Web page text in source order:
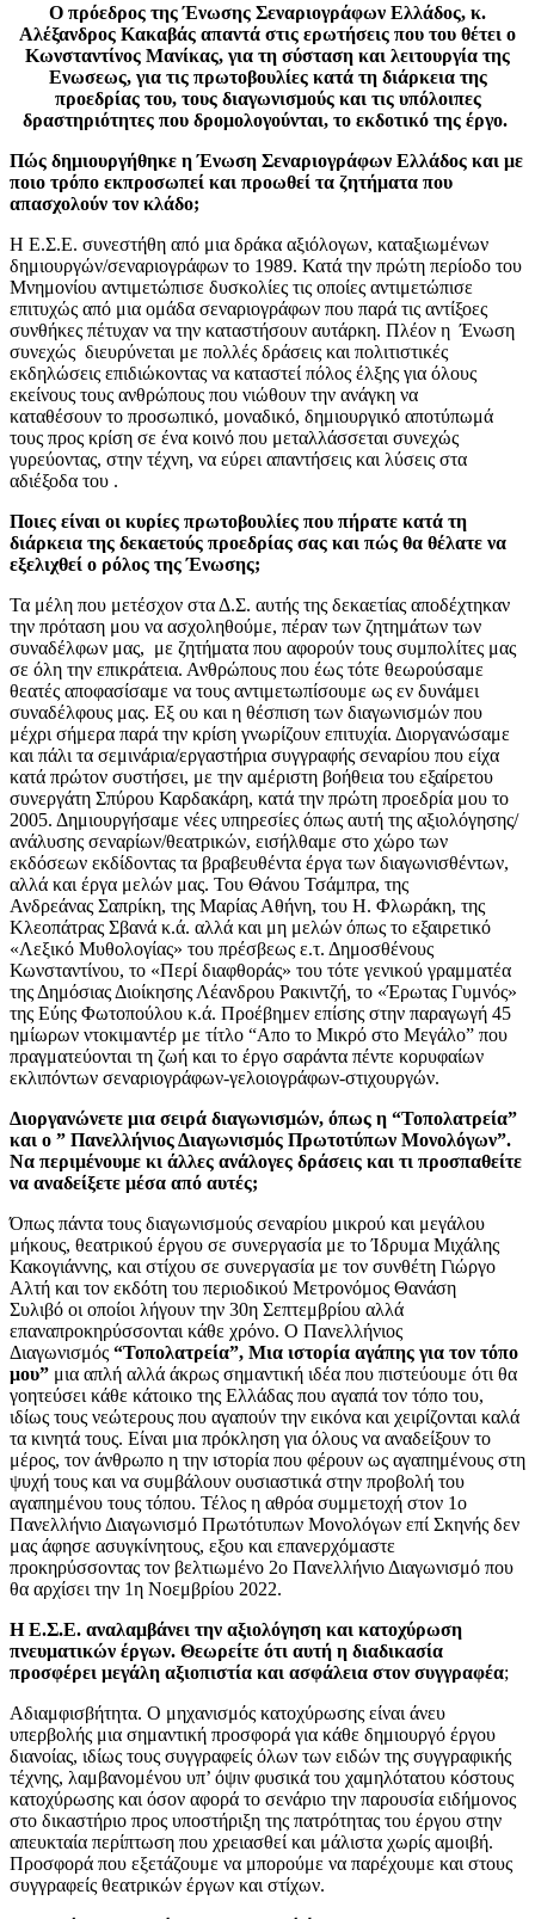
Ο πρόεδρος της Ένωσης Σεναριογράφων Ελλάδος, κ.
Αλέξανδρος Κακαβάς απαντά στις ερωτήσεις που του θέτει ο
Κωνσταντίνος Μανίκας, για τη σύσταση και λειτουργία της
Ενωσεως, για τις πρωτοβουλίες κατά τη διάρκεια της
προεδρίας του, τους διαγωνισμούς και τις υπόλοιπες
δραστηριότητες που δρομολογούνται, το εκδοτικό της έργο.
Πώς δημιουργήθηκε η Ένωση Σεναριογράφων Ελλάδος και με
ποιο τρόπο εκπροσωπεί και προωθεί τα ζητήματα που
απασχολούν τον κλάδο;
Η Ε.Σ.Ε. συνεστήθη από μια δράκα αξιόλογων, καταξιωμένων
δημιουργών/σεναριογράφων το 1989. Κατά την πρώτη περίοδο του
Μνημονίου αντιμετώπισε δυσκολίες τις οποίες αντιμετώπισε
επιτυχώς από μια ομάδα σεναριογράφων που παρά τις αντίξοες
συνθήκες πέτυχαν να την καταστήσουν αυτάρκη. Πλέον η Ένωση
συνεχώς διευρύνεται με πολλές δράσεις και πολιτιστικές
εκδηλώσεις επιδιώκοντας να καταστεί πόλος έλξης για όλους
εκείνους τους ανθρώπους που νιώθουν την ανάγκη να
καταθέσουν το προσωπικό, μοναδικό, δημιουργικό αποτύπωμά
τους προς κρίση σε ένα κοινό που μεταλλάσσεται συνεχώς
γυρεύοντας, στην τέχνη, να εύρει απαντήσεις και λύσεις στα
αδιέξοδα του .
Ποιες είναι οι κυρίες πρωτοβουλίες που πήρατε κατά τη
διάρκεια της δεκαετούς προεδρίας σας και πώς θα θέλατε να
εξελιχθεί ο ρόλος της Ένωσης;
Τα μέλη που μετέσχον στα Δ.Σ. αυτής της δεκαετίας αποδέχτηκαν
την πρόταση μου να ασχοληθούμε, πέραν των ζητημάτων των
συναδέλφων μας, με ζητήματα που αφορούν τους συμπολίτες μας
σε όλη την επικράτεια. Ανθρώπους που έως τότε θεωρούσαμε
θεατές αποφασίσαμε να τους αντιμετωπίσουμε ως εν δυνάμει
συναδέλφους μας. Εξ ου και η θέσπιση των διαγωνισμών που
μέχρι σήμερα παρά την κρίση γνωρίζουν επιτυχία. Διοργανώσαμε
και πάλι τα σεμινάρια/εργαστήρια συγγραφής σεναρίου που είχα
κατά πρώτον συστήσει, με την αμέριστη βοήθεια του εξαίρετου
συνεργάτη Σπύρου Καρδακάρη, κατά την πρώτη προεδρία μου το
2005. Δημιουργήσαμε νέες υπηρεσίες όπως αυτή της αξιολόγησης/
ανάλυσης σεναρίων/θεατρικών, εισήλθαμε στο χώρο των
εκδόσεων εκδίδοντας τα βραβευθέντα έργα των διαγωνισθέντων,
αλλά και έργα μελών μας. Του Θάνου Τσάμπρα, της
Ανδρεάνας Σαπρίκη, της Μαρίας Αθήνη, του Η. Φλωράκη, της
Κλεοπάτρας Σβανά κ.ά. αλλά και μη μελών όπως το εξαιρετικό
«Λεξικό Μυθολογίας» του πρέσβεως ε.τ. Δημοσθένους
Κωνσταντίνου, το «Περί διαφθοράς» του τότε γενικού γραμματέα
της Δημόσιας Διοίκησης Λέανδρου Ρακιντζή, το «Έρωτας Γυμνός»
της Εύης Φωτοπούλου κ.ά. Προέβημεν επίσης στην παραγωγή 45
ημίωρων ντοκιμαντέρ με τίτλο “Απο το Μικρό στο Μεγάλο” που
πραγματεύονται τη ζωή και το έργο σαράντα πέντε κορυφαίων
εκλιπόντων σεναριογράφων-γελοιογράφων-στιχουργών.
Διοργανώνετε μια σειρά διαγωνισμών, όπως η “Τοπολατρεία”
και ο ” Πανελλήνιος Διαγωνισμός Πρωτοτύπων Μονολόγων”.
Να περιμένουμε κι άλλες ανάλογες δράσεις και τι προσπαθείτε
να αναδείξετε μέσα από αυτές;
Όπως πάντα τους διαγωνισμούς σεναρίου μικρού και μεγάλου
μήκους, θεατρικού έργου σε συνεργασία με το Ίδρυμα Μιχάλης
Κακογιάννης, και στίχου σε συνεργασία με τον συνθέτη Γιώργο
Αλτή και τον εκδότη του περιοδικού Μετρονόμος Θανάση
Συλιβό οι οποίοι λήγουν την 30η Σεπτεμβρίου αλλά
επαναπροκηρύσσονται κάθε χρόνο. Ο Πανελλήνιος
Διαγωνισμός “Τοπολατρεία”, Μια ιστορία αγάπης για τον τόπο
μου” μια απλή αλλά άκρως σημαντική ιδέα που πιστεύουμε ότι θα
γοητεύσει κάθε κάτοικο της Ελλάδας που αγαπά τον τόπο του,
ιδίως τους νεώτερους που αγαπούν την εικόνα και χειρίζονται καλά
τα κινητά τους. Είναι μια πρόκληση για όλους να αναδείξουν το
μέρος, τον άνθρωπο η την ιστορία που φέρουν ως αγαπημένους στη
ψυχή τους και να συμβάλουν ουσιαστικά στην προβολή του
αγαπημένου τους τόπου. Τέλος η αθρόα συμμετοχή στον 1ο
Πανελλήνιο Διαγωνισμό Πρωτότυπων Μονολόγων επί Σκηνής δεν
μας άφησε ασυγκίνητους, εξου και επανερχόμαστε
προκηρύσσοντας τον βελτιωμένο 2ο Πανελλήνιο Διαγωνισμό που
θα αρχίσει την 1η Νοεμβρίου 2022.
Η Ε.Σ.Ε. αναλαμβάνει την αξιολόγηση και κατοχύρωση
πνευματικών έργων. Θεωρείτε ότι αυτή η διαδικασία
προσφέρει μεγάλη αξιοπιστία και ασφάλεια στον συγγραφέα;
Αδιαμφισβήτητα. Ο μηχανισμός κατοχύρωσης είναι άνευ
υπερβολής μια σημαντική προσφορά για κάθε δημιουργό έργου
διανοίας, ιδίως τους συγγραφείς όλων των ειδών της συγγραφικής
τέχνης, λαμβανομένου υπ’ όψιν φυσικά του χαμηλότατου κόστους
κατοχύρωσης και όσον αφορά το σενάριο την παρουσία ειδήμονος
στο δικαστήριο προς υποστήριξη της πατρότητας του έργου στην
απευκταία περίπτωση που χρειασθεί και μάλιστα χωρίς αμοιβή.
Προσφορά που εξετάζουμε να μπορούμε να παρέχουμε και στους
συγγραφείς θεατρικών έργων και στίχων.